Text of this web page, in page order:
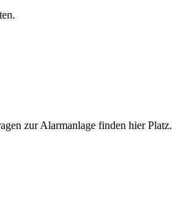
zur Alarmanlage finden hier Platz.